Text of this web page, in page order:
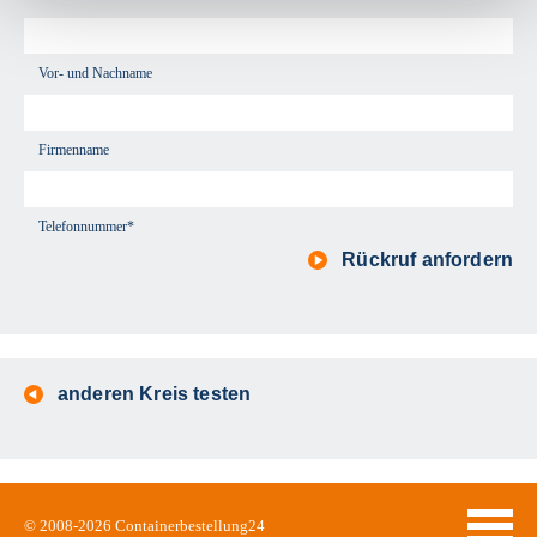
Vor- und Nachname
Firmenname
Telefonnummer*
Rückruf anfordern
anderen Kreis testen
© 2008-2026 Containerbestellung24